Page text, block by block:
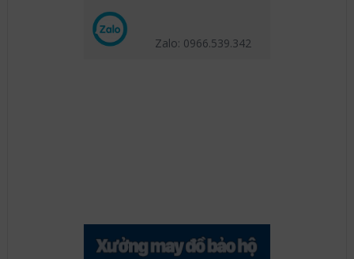
Zalo: 0966.539.342